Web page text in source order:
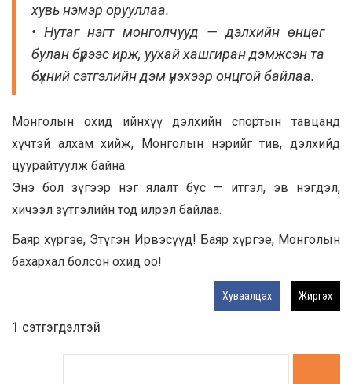
хувь нэмэр орууллаа.
• Нутаг нэгт монголчууд — дэлхийн өнцөг
булан бүрээс ирж, уухай хашгиран дэмжсэн та
бүхний сэтгэлийн дэм үнэхээр онцгой байлаа.
Монголын охид ийнхүү дэлхийн спортын тавцанд
хүчтэй алхам хийж, Монголын нэрийг тив, дэлхийд
цуурайтуулж байна.
Энэ бол зүгээр нэг ялалт бус — итгэл, эв нэгдэл,
хичээл зүтгэлийн тод илрэл байлаа.
Баяр хүргэе, Этүгэн Ирвэсүүд! Баяр хүргэе, Монголын
бахархал болсон охид оо!
Хуваалцах Жиргэх
1 сэтгэгдэлтэй